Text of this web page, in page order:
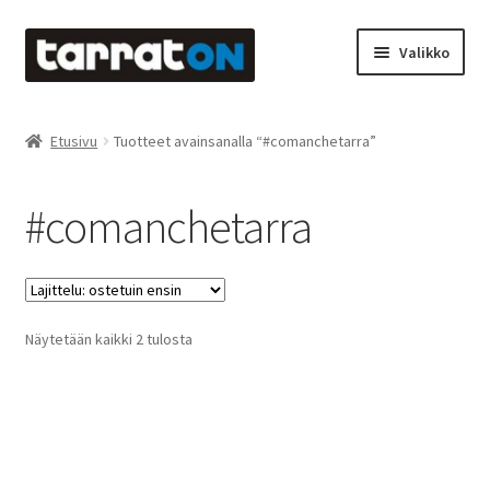
Siirry
navigointiin
Siirry
sisältöön
Valikko
Laserleikkaus & -kaiverrus
Mainosteippaukset & teippausten poisto
Muovitarrat & tulostetut tarrat
Etusivu Tuotteet avainsanalla “#comanchetarra”
#comanchetarra
Näytetään kaikki 2 tulostaSuosituimmat